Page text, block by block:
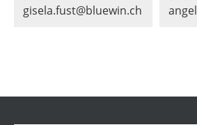
gisela.fust@bluewin.ch